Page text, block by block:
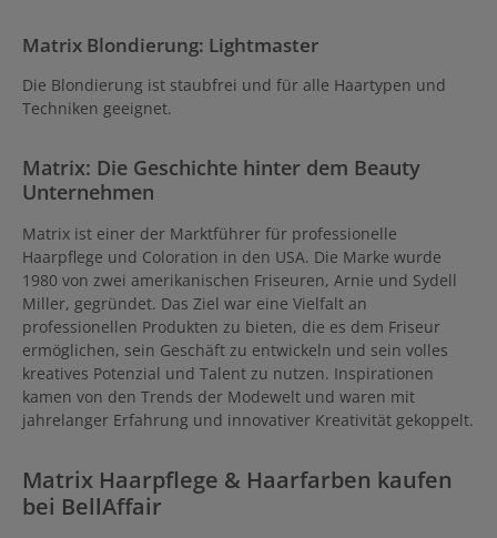
Matrix Blondierung: Lightmaster
Die Blondierung ist staubfrei und für alle Haartypen und
Techniken geeignet.
Matrix: Die Geschichte hinter dem Beauty
Unternehmen
Matrix ist einer der Marktführer für professionelle
Haarpflege und Coloration in den USA. Die Marke wurde
1980 von zwei amerikanischen Friseuren, Arnie und Sydell
Miller, gegründet. Das Ziel war eine Vielfalt an
professionellen Produkten zu bieten, die es dem Friseur
ermöglichen, sein Geschäft zu entwickeln und sein volles
kreatives Potenzial und Talent zu nutzen. Inspirationen
kamen von den Trends der Modewelt und waren mit
jahrelanger Erfahrung und innovativer Kreativität gekoppelt.
Matrix Haarpflege & Haarfarben kaufen
bei BellAffair